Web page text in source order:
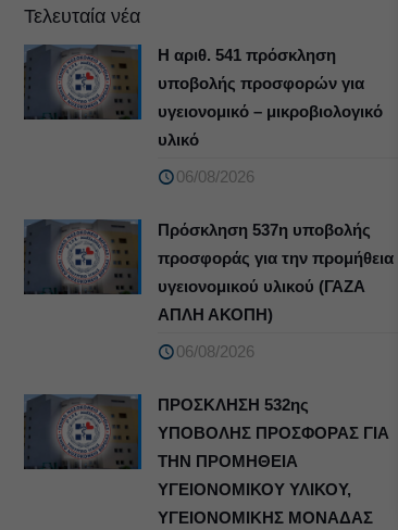
Τελευταία νέα
Η αριθ. 541 πρόσκληση
υποβολής προσφορών για
υγειονομικό – μικροβιολογικό
υλικό
06/08/2026
Πρόσκληση 537η υποβολής
προσφοράς για την προμήθεια
υγειονομικού υλικού (ΓΑΖΑ
ΑΠΛΗ ΑΚΟΠΗ)
06/08/2026
ΠΡΟΣΚΛΗΣΗ 532ης
ΥΠΟΒΟΛΗΣ ΠΡΟΣΦΟΡΑΣ ΓΙΑ
ΤΗΝ ΠΡΟΜΗΘΕΙΑ
ΥΓΕΙΟΝΟΜΙΚΟΥ ΥΛΙΚΟΥ,
ΥΓΕΙΟΝΟΜΙΚΗΣ ΜΟΝΑΔΑΣ